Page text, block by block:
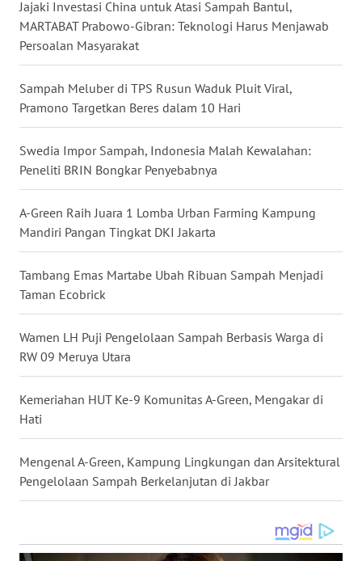
Jajaki Investasi China untuk Atasi Sampah Bantul,
MARTABAT Prabowo-Gibran: Teknologi Harus Menjawab
Persoalan Masyarakat
Sampah Meluber di TPS Rusun Waduk Pluit Viral,
Pramono Targetkan Beres dalam 10 Hari
Swedia Impor Sampah, Indonesia Malah Kewalahan:
Peneliti BRIN Bongkar Penyebabnya
A-Green Raih Juara 1 Lomba Urban Farming Kampung
Mandiri Pangan Tingkat DKI Jakarta
Tambang Emas Martabe Ubah Ribuan Sampah Menjadi
Taman Ecobrick
Wamen LH Puji Pengelolaan Sampah Berbasis Warga di
RW 09 Meruya Utara
Kemeriahan HUT Ke-9 Komunitas A-Green, Mengakar di
Hati
Mengenal A-Green, Kampung Lingkungan dan Arsitektural
Pengelolaan Sampah Berkelanjutan di Jakbar
WN
LESUNG
KARO
WN
SIMALUNGUN
WN
LABUHANBATU
WN
TAPANULI
TENGAH
SERDANG
TINGGI